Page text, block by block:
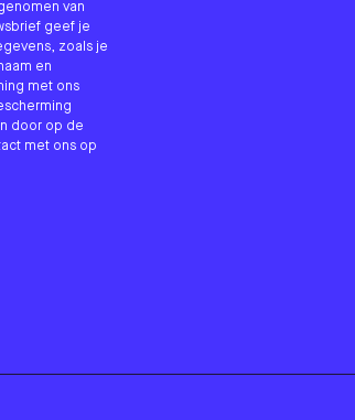
van
geef je
zoals je
en
met ons
door op de
met ons op